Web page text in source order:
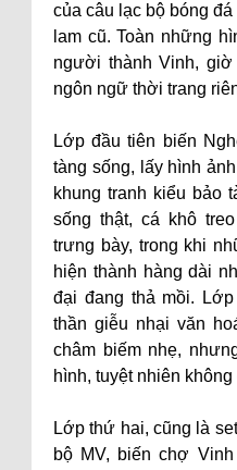
của câu lạc bộ bóng
lam cũ. Toàn những
người thành Vinh,
ngôn ngữ thời trang
Lớp đầu tiên biến
tàng sống, lấy hình
khung tranh kiểu bảo
sống thật, cá khô
trưng bày, trong khi
hiện thành hàng dài
đại đang thả mồi.
thần giễu nhại văn
châm biếm nhẹ,
hình, tuyệt nhiên không
Lớp thứ hai, cũng là
bộ MV, biến chợ